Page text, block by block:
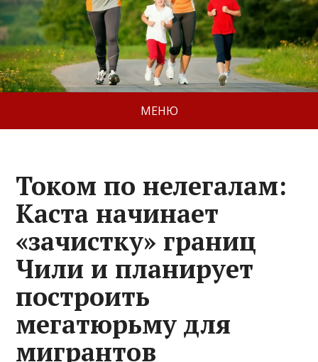
МЕНЮ
Током по нелегалам:
Каста начинает
«зачистку» границ
Чили и планирует
построить
мегатюрьму для
мигрантов